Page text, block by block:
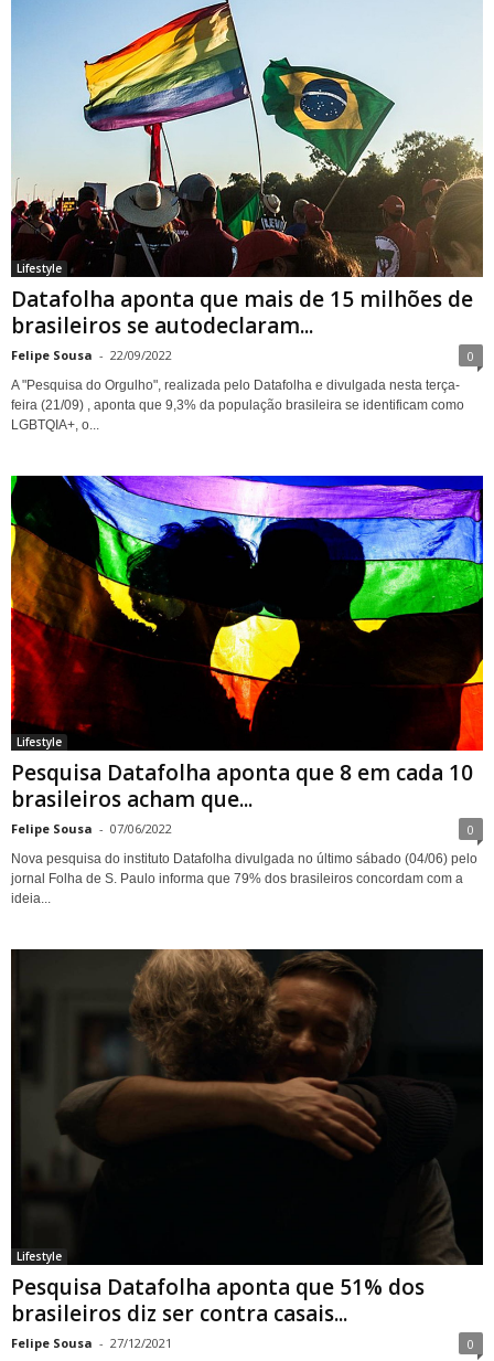
Lifestyle
Datafolha aponta que mais de 15 milhões de
brasileiros se autodeclaram...
Felipe Sousa - 22/09/2022 0
A "Pesquisa do Orgulho", realizada pelo Datafolha e divulgada nesta terça-
feira (21/09) , aponta que 9,3% da população brasileira se identificam como
LGBTQIA+, o...
Lifestyle
Pesquisa Datafolha aponta que 8 em cada 10
brasileiros acham que...
Felipe Sousa - 07/06/2022 0
Nova pesquisa do instituto Datafolha divulgada no último sábado (04/06) pelo
jornal Folha de S. Paulo informa que 79% dos brasileiros concordam com a
ideia...
Lifestyle
Pesquisa Datafolha aponta que 51% dos
brasileiros diz ser contra casais...
Felipe Sousa - 27/12/2021 0